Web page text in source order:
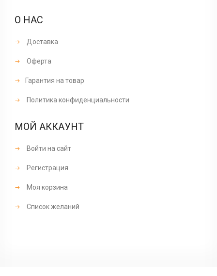
О НАС
Доставка
Оферта
Гарантия на товар
Политика конфиденциальности
МОЙ АККАУНТ
Войти на сайт
Регистрация
Моя корзина
Список желаний